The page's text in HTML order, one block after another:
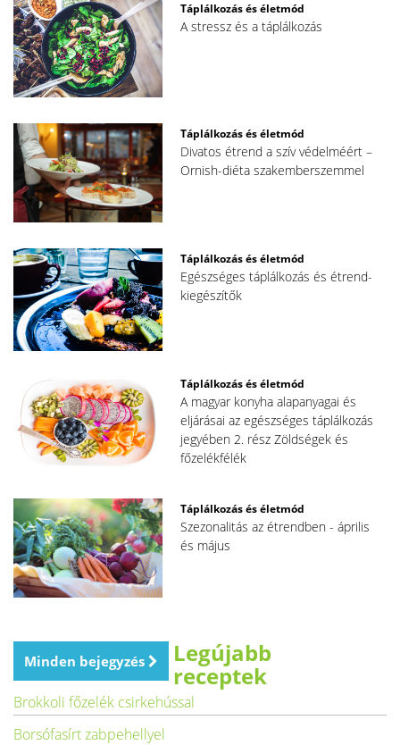
Táplálkozás és életmód
A stressz és a táplálkozás
Táplálkozás és életmód
Divatos étrend a szív védelméért –
Ornish-diéta szakemberszemmel
Táplálkozás és életmód
Egészséges táplálkozás és étrend-
kiegészítők
Táplálkozás és életmód
A magyar konyha alapanyagai és
eljárásai az egészséges táplálkozás
jegyében 2. rész Zöldségek és
főzelékfélék
Táplálkozás és életmód
Szezonalitás az étrendben - április
és május
Minden bejegyzés Legújabb
receptek
Brokkoli főzelék csirkehússal
Borsófasírt zabpehellyel